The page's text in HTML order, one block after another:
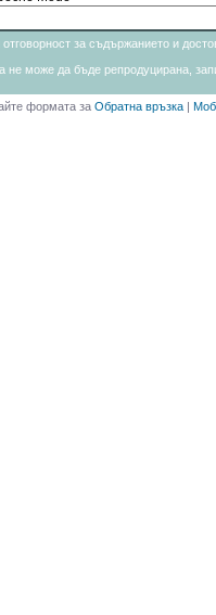
за съдържанието и
не може да бъде репродуцирана,
формата за Обратна връзка |